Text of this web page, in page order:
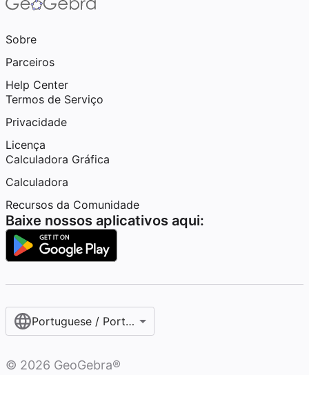
Sobre
Parceiros
Help Center
Termos de Serviço
Privacidade
Licença
Calculadora Gráfica
Calculadora
Recursos da Comunidade
Baixe nossos aplicativos aqui:
Portuguese / Português (Brasil)
© 2026 GeoGebra®